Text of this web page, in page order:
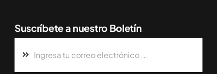
Suscríbete a nuestro Boletín